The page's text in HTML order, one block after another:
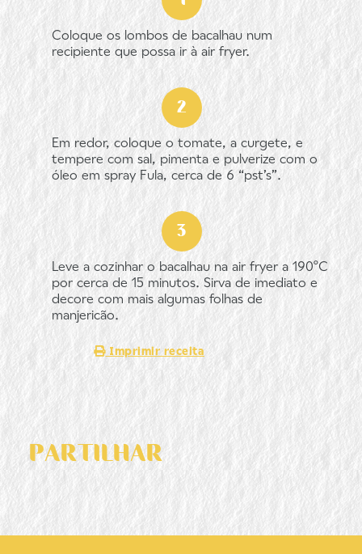
Coloque os lombos de bacalhau num
recipiente que possa ir à air fryer.
Em redor, coloque o tomate, a curgete, e
tempere com sal, pimenta e pulverize com o
óleo em spray Fula, cerca de 6 “pst’s”.
Leve a cozinhar o bacalhau na air fryer a 190ºC
por cerca de 15 minutos. Sirva de imediato e
decore com mais algumas folhas de
manjericão.
Imprimir receita
PARTILHAR